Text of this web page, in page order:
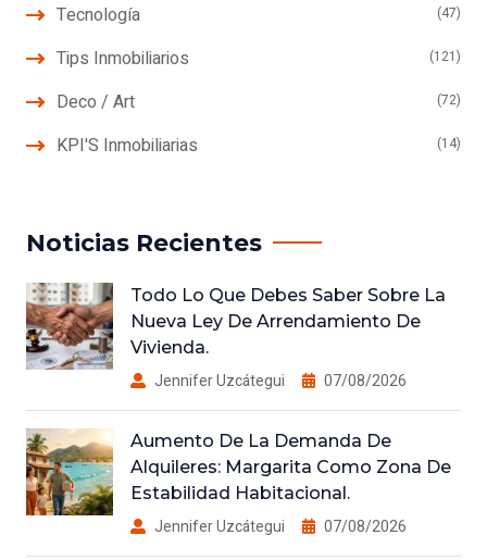
Tecnología (47)
Tips Inmobiliarios (121)
Deco / Art (72)
KPI'S Inmobiliarias (14)
Noticias Recientes
Todo Lo Que Debes Saber Sobre La
Nueva Ley De Arrendamiento De
Vivienda.
Jennifer Uzcátegui 07/08/2026
Aumento De La Demanda De
Alquileres: Margarita Como Zona De
Estabilidad Habitacional.
Jennifer Uzcátegui 07/08/2026